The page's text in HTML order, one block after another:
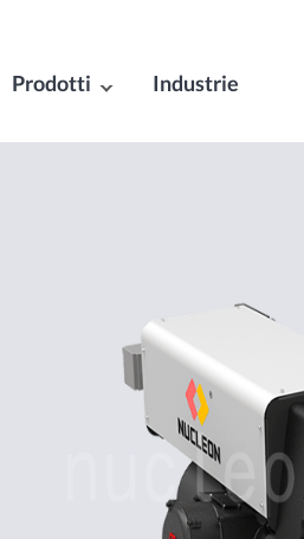
Prodotti Industrie